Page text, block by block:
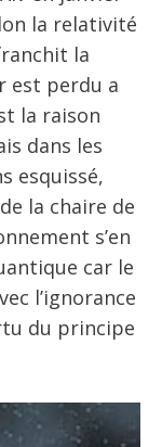
la relativité
la
est perdu a
la raison
dans les
esquissé,
la chaire de
s’en
car le
l’ignorance
du principe